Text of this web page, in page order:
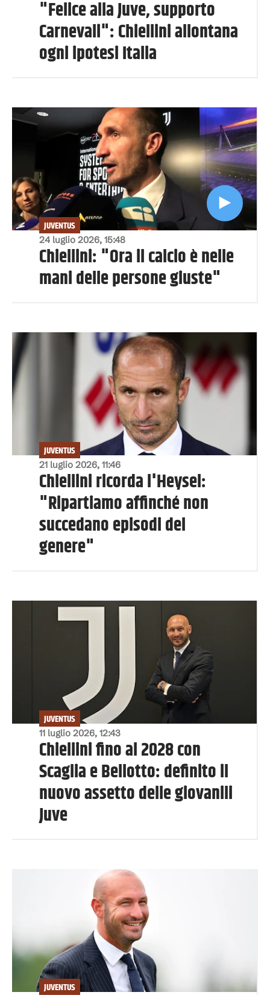
"Felice alla Juve, supporto
Carnevali": Chiellini allontana
ogni ipotesi Italia
24 luglio 2026, 15:48
JUVENTUS
Chiellini: "Ora il calcio è nelle
mani delle persone giuste"
21 luglio 2026, 11:46
JUVENTUS
Chiellini ricorda l'Heysel:
"Ripartiamo affinché non
succedano episodi del
genere"
11 luglio 2026, 12:43
JUVENTUS
Chiellini fino al 2028 con
Scaglia e Bellotto: definito il
nuovo assetto delle giovanili
Juve
JUVENTUS